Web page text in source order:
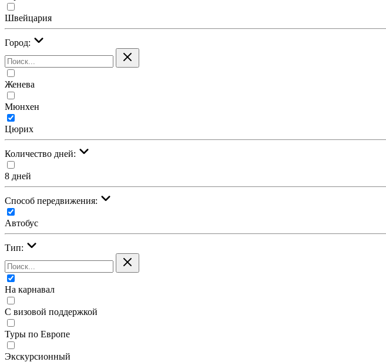
Швейцария
Город:
Женева
Мюнхен
Цюрих
Количество дней:
8 дней
Cпособ передвижения:
Автобус
Тип:
На карнавал
С визовой поддержкой
Туры по Европе
Экскурсионный